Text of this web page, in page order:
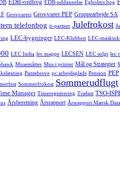
EDB-ordbog EDB-uddannelse Egholms bog
Grovvareri Grovvarer PEP Gruppearbejde SA
telefonbog it-partner Julefrokost
LEC-bygninger LEC-Klubben LEC-
LEC India lec mappe LECSEN LEC solgt lec
Musemåtter Mus i printer Mål og Strategier
Pantebreve pc arbejdsplads Pension PEP
Sommerfrokost Sommerudflugt
Manager Timeregistrering Trælast TSO-
Årsberetning Årsrapport Årsrapport Mærsk Data